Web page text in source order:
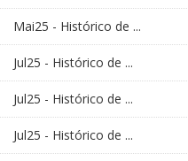
Mai25 - Histórico de ...
Jul25 - Histórico de ...
Jul25 - Histórico de ...
Jul25 - Histórico de ...